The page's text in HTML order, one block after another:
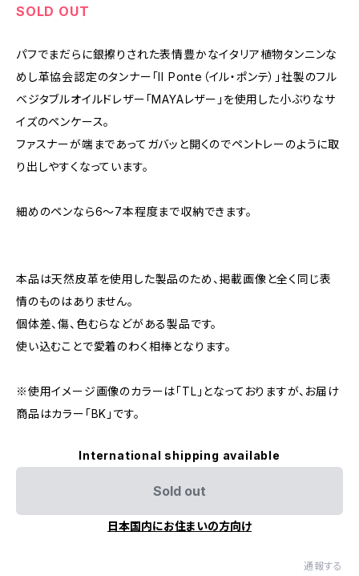
SOLD OUT
パフでまだらに銀擦りされた表情豊かなイタリア植物タンニンな
めし革協会認定のタンナー「Il Ponte（イル・ポンテ）」社製のフル
ベジタブルオイルドレザー「MAYAレザー」を使用した小ぶりなサ
イズのペンケース。
ファスナーが端まであってガバッと開くのでペントレーのように取
り出しやすくなっています。
細めのペンなら6〜7本程度まで収納できます。
本品は天然皮革を使用した製品のため、掲載画像と全く同じ表
情のものはありません。
個体差、傷、色むらなどがある製品です。
使い込むことで愛着のわく相棒となります。
※使用イメージ画像のカラーは「TL」となっておりますが、お届け
商品はカラー「BK」です。
International shipping available
Sold out
日本国内にお住まいの方向け
通報する